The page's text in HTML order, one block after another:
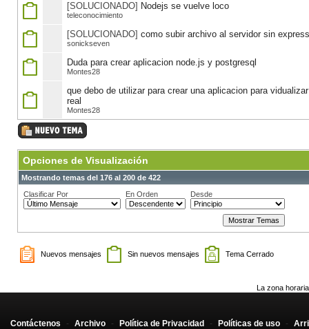
[SOLUCIONADO] Nodejs se vuelve loco
teleconocimiento
[SOLUCIONADO] como subir archivo al servidor sin express
sonickseven
Duda para crear aplicacion node.js y postgresql
Montes28
que debo de utilizar para crear una aplicacion para
real
Montes28
Opciones de Visualización
Mostrando temas del 176 al 200 de 422
Clasificar Por
En Orden Desde
Nuevos mensajes Sin nuevos mensajes Tema Cerrado
La zona
Contáctenos - Archivo - Política de Privacidad - Políticas de uso -